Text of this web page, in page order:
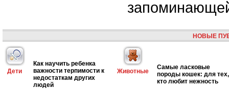
НОВЫЕ
Дети
Как научить ребенка
важности терпимости к
недостаткам других
людей
Животные
Самые ласковые
породы кошек: для тех,
кто любит нежность